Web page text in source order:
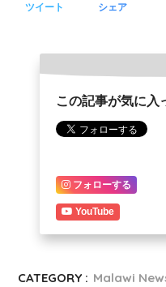
ツイート シェア
この記事が気に入
フォローする
YouTube
CATEGORY : Malawi